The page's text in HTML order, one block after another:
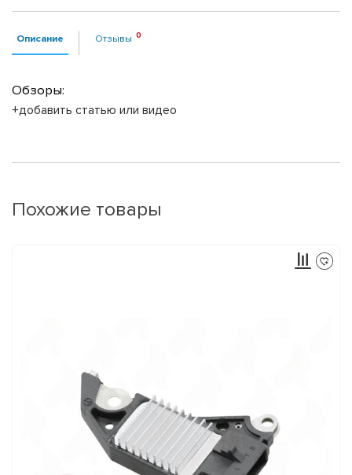
Описание Отзывы
Обзоры:
+добавить статью или видео
Похожие товары